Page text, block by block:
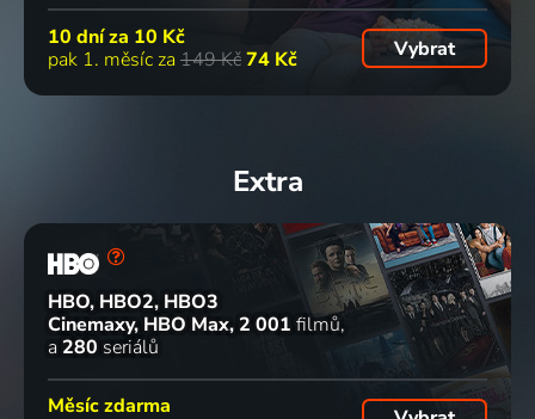
10 dní za 10 Kč
pak 1. měsíc za 149 Kč74 Kč Vybrat
Extra
HBO, HBO2, HBO3
Cinemaxy, HBO Max 2 001 filmů
a 280 seriálů
Měsíc zdarma